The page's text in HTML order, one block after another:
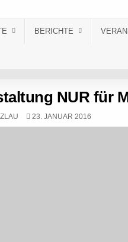
BERICHTE
NUR für
PUBLISHED DATE:
23. JANUAR 2016